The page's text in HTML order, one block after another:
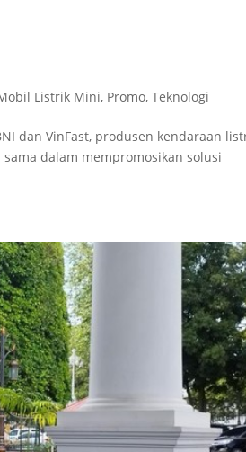
Listrik Mini, Promo,Teknologi
dan VinFast, produsen kendaraan
dalam mempromosikan solusi